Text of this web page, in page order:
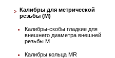
Калибры для метрической
резьбы (М)
Калибры-скобы гладкие для
внешнего диаметра внешней
резьбы М
Калибры кольца MR